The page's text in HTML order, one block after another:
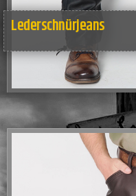
Lederschnürjeans